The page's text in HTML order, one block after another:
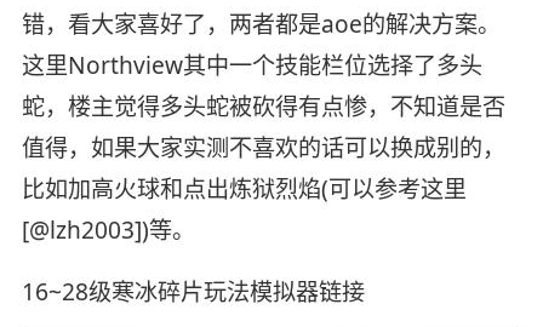
错，看大家喜好了，两者都是aoe的解决方案。
这里Northview其中一个技能栏位选择了多头
蛇，楼主觉得多头蛇被砍得有点惨，不知道是否
值得，如果大家实测不喜欢的话可以换成别的，
比如加高火球和点出炼狱烈焰(可以参考这里
[@lzh2003])等。
16~28级寒冰碎片玩法模拟器链接